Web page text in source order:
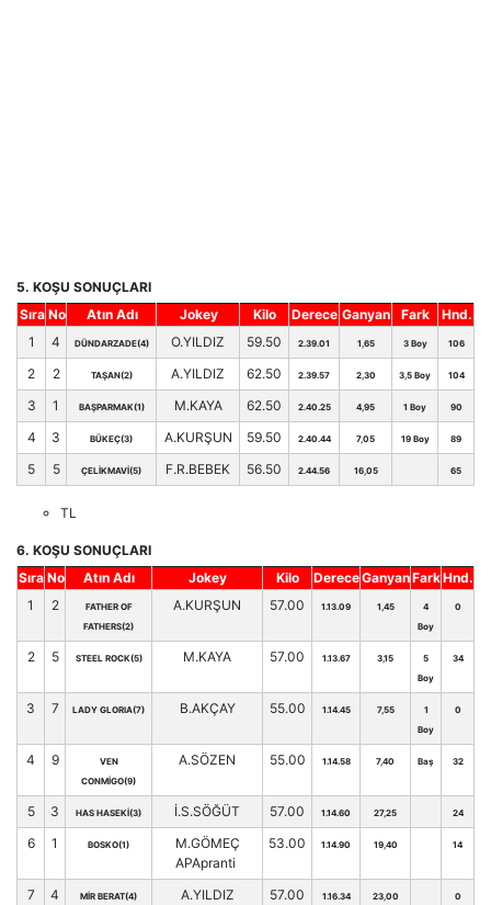
5. KOŞU SONUÇLARI
Sıra No Atın Adı Jokey Kilo Derece Ganyan Fark
Hnd.
1
4 DÜNDARZADE(4) O.YILDIZ 59.50 2.39.01 1,65 3 Boy 106
2 2 TAŞAN(2) A.YILDIZ 62.50 2.39.57 2,30 3,5 Boy 104
3 1 BAŞPARMAK(1) M.KAYA 62.50 2.40.25 4,95 1 Boy 90
4 3 BÜKEÇ(3) A.KURŞUN 59.50 2.40.44 7,05 19 Boy 89
5 5 ÇELİKMAVİ(5) F.R.BEBEK 56.50 2.44.56 16,05 65
TL
6. KOŞU SONUÇLARI
Sıra No Atın Adı Jokey Kilo DereceGanyanFarkHnd.
1
2
FATHER OF
FATHERS(2)
A.KURŞUN 57.00 1.13.09 1,45
4
Boy
0
2 5 STEEL ROCK(5) M.KAYA 57.00 1.13.67 3,15
5
Boy
34
3 7 LADY GLORIA(7) B.AKÇAY 55.00 1.14.45 7,55
1
Boy
0
4 9
VEN
CONMİGO(9)
A.SÖZEN 55.00 1.14.58 7,40 Baş 32
5 3 HAS HASEKİ(3) İ.S.SÖĞÜT 57.00 1.14.60 27,25 24
6 1 BOSKO(1)
M.GÖMEÇ
APApranti
53.00 1.14.90 19,40 14
7 4 MİR BERAT(4) A.YILDIZ 57.00 1.16.34 23,00 0